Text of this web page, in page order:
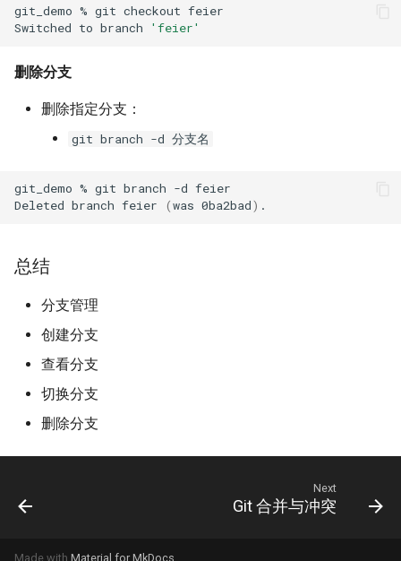
git_demo % git checkout feier
Switched to branch 'feier'
删除分支
删除指定分支：
git branch -d 分支名
git_demo % git branch -d feier
Deleted branch feier (was 0ba2bad)
总结
分支管理
创建分支
查看分支
切换分支
删除分支
Next
Git 合并与冲突
Made with Material for MkDocs